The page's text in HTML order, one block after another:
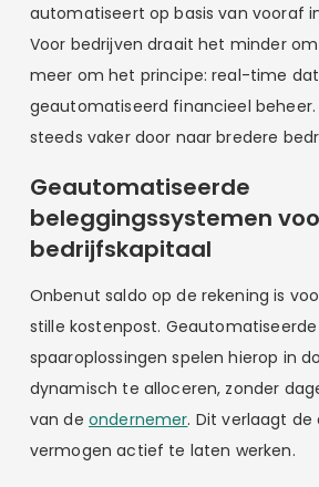
automatiseert op basis van vooraf
Voor bedrijven draait het minder
meer om het principe: real-time
geautomatiseerd financieel
steeds vaker door naar bredere
Geautomatiseerde
beleggingssystemen
bedrijfskapitaal
Onbenut saldo op de rekening is
stille kostenpost.
spaaroplossingen spelen hierop in
dynamisch te alloceren, zonder
van de ondernemer. Dit verlaagt
vermogen actief te laten werken.